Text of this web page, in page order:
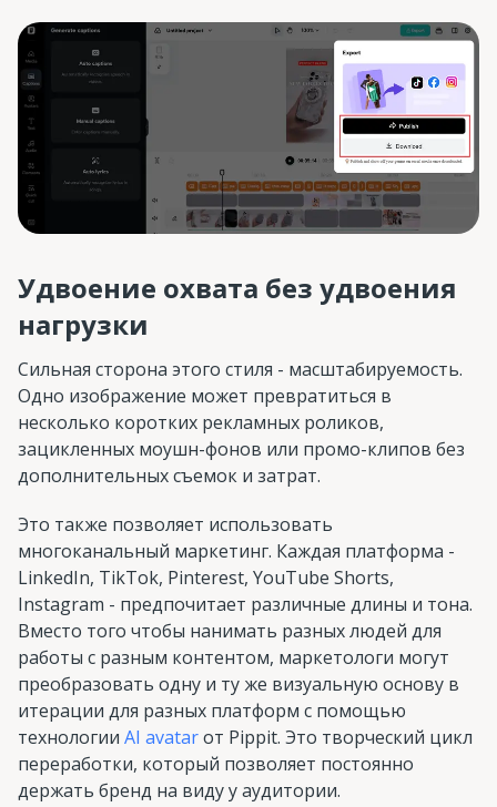
Удвоение охвата без удвоения
нагрузки
Сильная сторона этого стиля - масштабируемость.
Одно изображение может превратиться в
несколько коротких рекламных роликов,
зацикленных моушн-фонов или промо-клипов без
дополнительных съемок и затрат.
Это также позволяет использовать
многоканальный маркетинг. Каждая платформа -
LinkedIn, TikTok, Pinterest, YouTube Shorts,
Instagram - предпочитает различные длины и тона.
Вместо того чтобы нанимать разных людей для
работы с разным контентом, маркетологи могут
преобразовать одну и ту же визуальную основу в
итерации для разных платформ с помощью
технологии AI avatarот Pippit. Это творческий цикл
переработки, который позволяет постоянно
держать бренд на виду у аудитории.